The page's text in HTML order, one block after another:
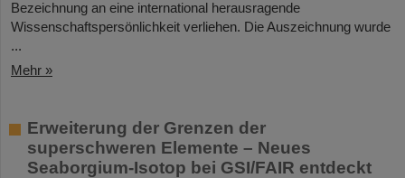
Bezeichnung an eine international herausragende
Wissenschaftspersönlichkeit verliehen. Die Auszeichnung wurde
...
Mehr »
Erweiterung der Grenzen der
superschweren Elemente – Neues
Seaborgium-Isotop bei GSI/FAIR entdeckt